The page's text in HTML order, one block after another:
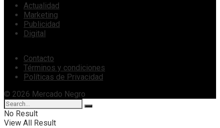
Actualidad
Marketing
Publicidad
Digital
Contacto
Términos y condiciones
Políticas de Privacidad
© 2026 Mercado Negro
No Result
View All Result